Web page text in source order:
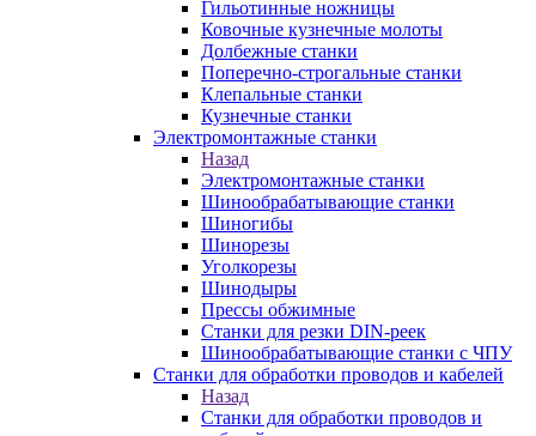
Гильотинные ножницы
Ковочные кузнечные молоты
Долбежные станки
Поперечно-строгальные станки
Клепальные станки
Кузнечные станки
Электромонтажные станки
Назад
Электромонтажные станки
Шинообрабатывающие станки
Шиногибы
Шинорезы
Уголкорезы
Шинодыры
Прессы обжимные
Станки для резки DIN-реек
Шинообрабатывающие станки с ЧПУ
Станки для обработки проводов и кабелей
Назад
Станки для обработки проводов и